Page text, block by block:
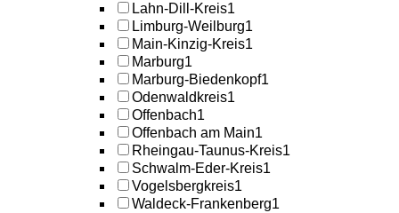
Lahn-Dill-Kreis1
Limburg-Weilburg1
Main-Kinzig-Kreis1
Marburg1
Marburg-Biedenkopf1
Odenwaldkreis1
Offenbach1
Offenbach am Main1
Rheingau-Taunus-Kreis1
Schwalm-Eder-Kreis1
Vogelsbergkreis1
Waldeck-Frankenberg1